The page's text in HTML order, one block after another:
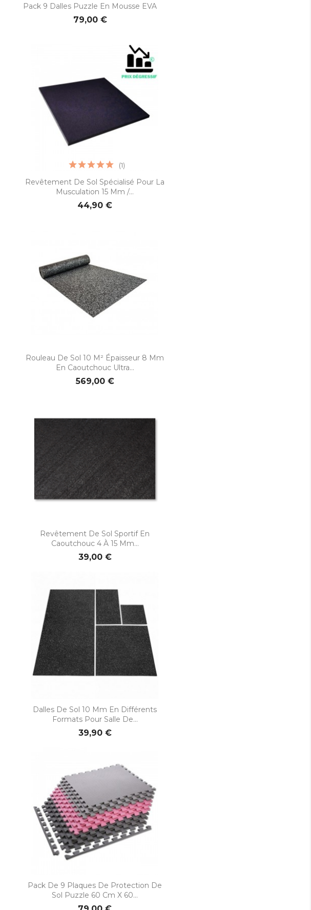
Pack 9 Dalles Puzzle En Mousse EVA
79,00 €
Aperçu rapide
Revêtement De Sol Spécialisé Pour La
Musculation 15 Mm /...
44,90 €
(1)
Aperçu rapide
Rouleau De Sol 10 M² Épaisseur 8 Mm
En Caoutchouc Ultra...
569,00 €
Aperçu rapide
Revêtement De Sol Sportif En
Caoutchouc 4 À 15 Mm...
39,00 €
Aperçu rapide
Dalles De Sol 10 Mm En Différents
Formats Pour Salle De...
39,90 €
Aperçu rapide
Pack De 9 Plaques De Protection De
Sol Puzzle 60 Cm X 60...
Aperçu rapide